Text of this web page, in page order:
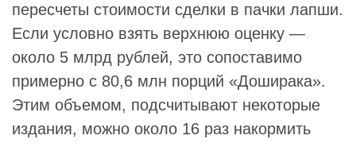
пересчеты стоимости сделки в пачки лапши.
Если условно взять верхнюю оценку —
около 5 млрд рублей, это сопоставимо
примерно с 80,6 млн порций «Доширака».
Этим объемом, подсчитывают некоторые
издания, можно около 16 раз накормить